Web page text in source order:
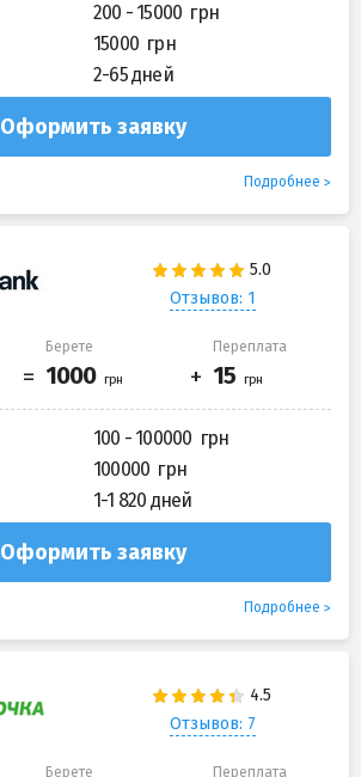
200 - 15000
15000
2-65 дней
Оформить заявку
Подробнее
Отзывов: 1
Берете Переплата
100 - 100000
100000
1-1 820 дней
Оформить заявку
Подробнее
Отзывов: 7
Берете Переплата